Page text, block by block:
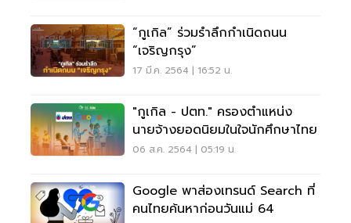
“กูเกิล” ร่วมรำลึกกำเนิดถนน
“เจริญกรุง”
17 มี.ค. 2564 | 16:52 น.
"กูเกิล - ปตท." ครองตำแหน่ง
นายจ้างยอดนิยมในใจนักศึกษาไทย
06 ส.ค. 2564 | 05:19 น.
Google พาส่องเทรนด์ Search ที่
คนไทยค้นหาก่อนวันแม่ 64